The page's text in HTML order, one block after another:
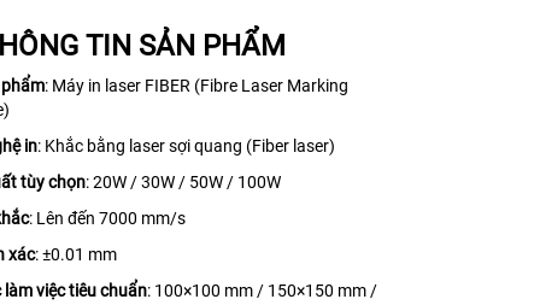
TIN SẢN PHẨM
phẩm: Máy in laser FIBER (Fibre Laser Marking
in: Khắc bằng laser sợi quang (Fiber laser)
tùy chọn: 20W / 30W / 50W / 100W
: Lên đến 7000 mm/s
xác: ±0.01 mm
làm việc tiêu chuẩn: 100×100 mm / 150×150 mm /